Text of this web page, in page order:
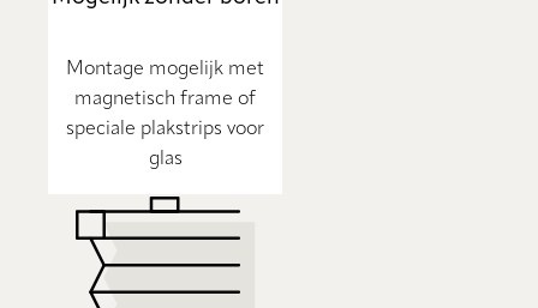
Montage mogelijk met
magnetisch frame of
speciale plakstrips voor
glas